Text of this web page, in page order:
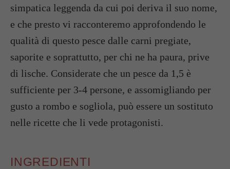
simpatica leggenda da cui poi deriva il suo nome,
e che presto vi racconteremo approfondendo le
qualità di questo pesce dalle carni pregiate,
saporite e soprattutto, per chi ne ha paura, prive
di lische. Considerate che un pesce da 1,5 è
sufficiente per 3-4 persone, e assomigliando per
gusto a rombo e sogliola, può essere un sostituto
nelle ricette che li vede protagonisti.
INGREDIENTI